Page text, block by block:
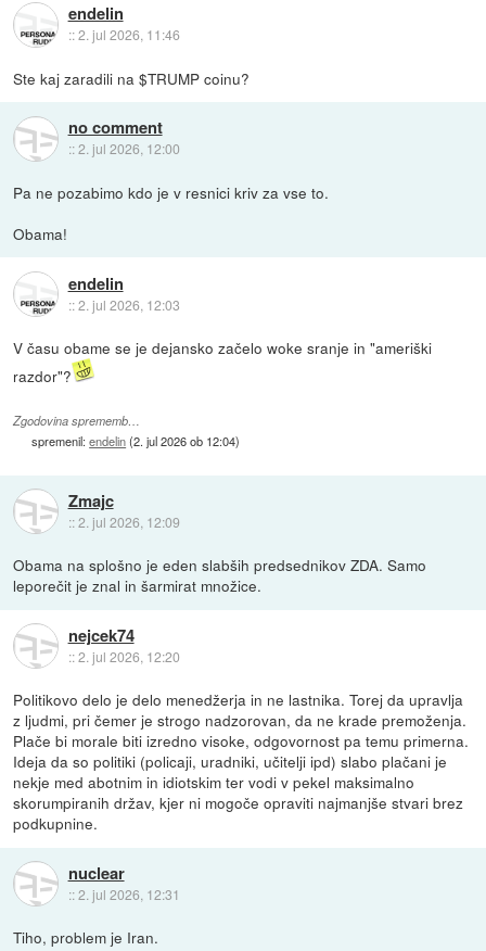
endelin
::2. jul 2026, 11:46
Ste kaj zaradili na $TRUMP coinu?
no comment
::2. jul 2026, 12:00
Pa ne pozabimo kdo je v resnici kriv za vse to.
Obama!
endelin
::2. jul 2026, 12:03
V času obame se je dejansko začelo woke sranje in "ameriški
razdor"?
Zgodovina sprememb…
spremenil:endelin(2. jul 2026 ob 12:04)
Zmajc
::2. jul 2026, 12:09
Obama na splošno je eden slabših predsednikov ZDA. Samo
leporečit je znal in šarmirat množice.
nejcek74
::2. jul 2026, 12:20
Politikovo delo je delo menedžerja in ne lastnika. Torej da upravlja
z ljudmi, pri čemer je strogo nadzorovan, da ne krade premoženja.
Plače bi morale biti izredno visoke, odgovornost pa temu primerna.
Ideja da so politiki (policaji, uradniki, učitelji ipd) slabo plačani je
nekje med abotnim in idiotskim ter vodi v pekel maksimalno
skorumpiranih držav, kjer ni mogoče opraviti najmanjše stvari brez
podkupnine.
nuclear
::2. jul 2026, 12:31
Tiho, problem je Iran.